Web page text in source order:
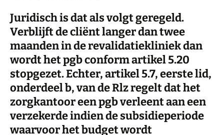
Juridisch is dat als volgt geregeld.
Verblijft de cliënt langer dan twee
maanden in de revalidatiekliniek dan
wordt het pgb conform artikel 5.20
stopgezet. Echter, artikel 5.7, eerste lid,
onderdeel b, van de Rlz regelt dat het
zorgkantoor een pgb verleent aan een
verzekerde indien de subsidieperiode
waarvoor het budget wordt